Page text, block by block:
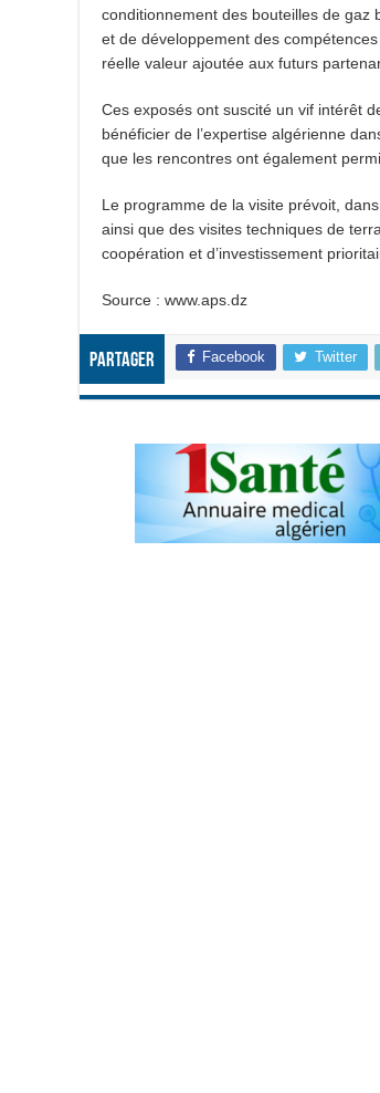
conditionnement des bouteilles de gaz
et de développement des
réelle valeur ajoutée aux futurs
Ces exposés ont suscité un vif intérêt
bénéficier de l’expertise algérienne
que les rencontres ont également
Le programme de la visite prévoit,
ainsi que des visites techniques de
coopération et d’investissement
Source : www.aps.dz
Partager Facebook Twitter